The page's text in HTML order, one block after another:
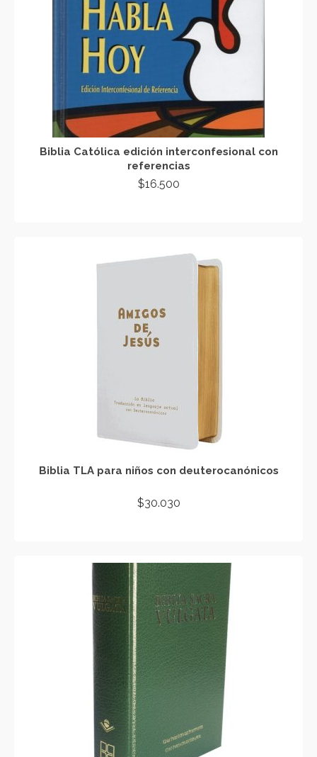
Biblia Católica edición interconfesional con
referencias
$16.500
Biblia TLA para niños con deuterocanónicos
$30.030